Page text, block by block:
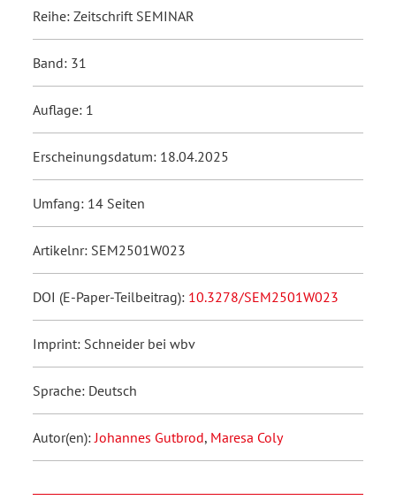
Reihe: Zeitschrift SEMINAR
Band: 31
Auflage: 1
Erscheinungsdatum: 18.04.2025
Umfang: 14 Seiten
Artikelnr: SEM2501W023
DOI (E-Paper-Teilbeitrag): 10.3278/SEM2501W023
Imprint: Schneider bei wbv
Sprache: Deutsch
Autor(en):Johannes Gutbrod, Maresa Coly